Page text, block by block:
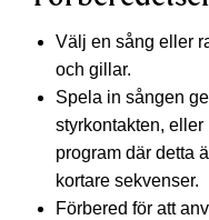
Välj en sång eller
och gillar.
Spela in sången
styrkontakten,
program där detta
kortare sekvenser.
Förbered för att